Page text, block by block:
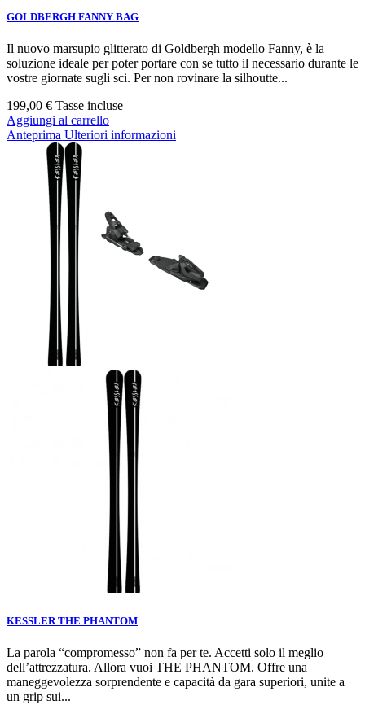
GOLDBERGH FANNY BAG
Il nuovo marsupio glitterato di Goldbergh modello Fanny, è la
soluzione ideale per poter portare con se tutto il necessario durante le
vostre giornate sugli sci. Per non rovinare la silhoutte...
199,00 € Tasse incluse
Aggiungi al carrello
Anteprima Ulteriori informazioni
KESSLER THE PHANTOM
La parola “compromesso” non fa per te. Accetti solo il meglio
dell’attrezzatura. Allora vuoi THE PHANTOM. Offre una
maneggevolezza sorprendente e capacità da gara superiori, unite a
un grip sui...